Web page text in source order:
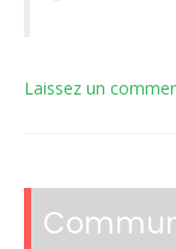
Laissez un